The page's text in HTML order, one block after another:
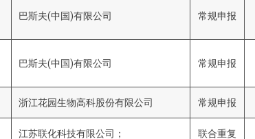
巴斯夫(中国)有限公司 常规申报
巴斯夫(中国)有限公司 常规申报
浙江花园生物高科股份有限公司 常规申报
江苏联化科技有限公司；
联合重复